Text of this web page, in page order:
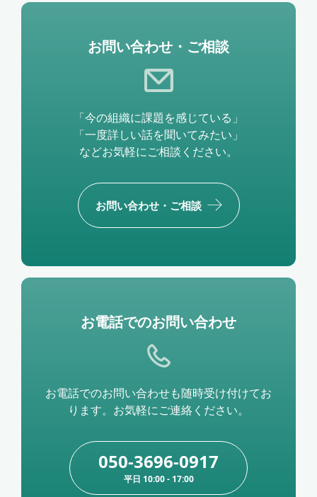
お問い合わせ・ご相談
「今の組織に課題を感じている」
「一度詳しい話を聞いてみたい」
などお気軽にご相談ください。
お問い合わせ・ご相談
お電話でのお問い合わせ
お電話でのお問い合わせも随時受け付けてお
ります。お気軽にご連絡ください。
050-3696-0917
平日 10:00 - 17:00